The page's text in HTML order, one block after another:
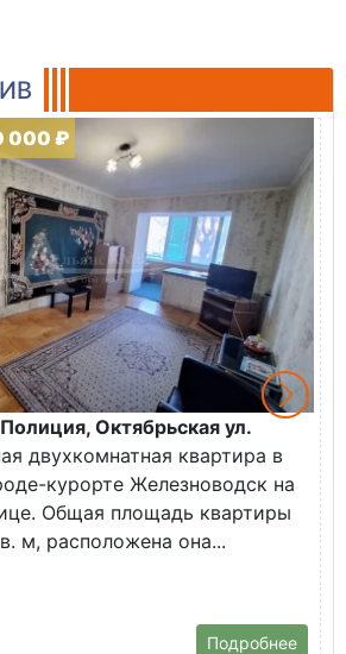
000 ₽
Октябрьская ул.
двухкомнатная квартира в
курорте Железноводск на
Общая площадь квартиры
м, расположена она...
Подробнее